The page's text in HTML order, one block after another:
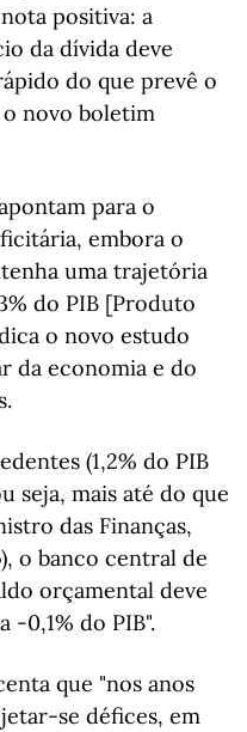
positiva: a
da dívida deve
do que prevê o
novo boletim
para o
embora o
uma trajetória
do PIB [Produto
o novo estudo
da economia e do
(1,2% do PIB
seja, mais até do que
das Finanças,
o banco central de
orçamental deve
-0,1% do PIB".
que "nos anos
se défices, em